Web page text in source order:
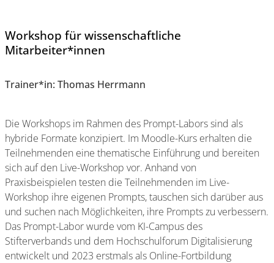
Workshop für wissenschaftliche
Mitarbeiter*innen
Trainer*in: Thomas Herrmann
Die Workshops im Rahmen des Prompt-Labors sind als
hybride Formate konzipiert. Im Moodle-Kurs erhalten die
Teilnehmenden eine thematische Einführung und bereiten
sich auf den Live-Workshop vor. Anhand von
Praxisbeispielen testen die Teilnehmenden im Live-
Workshop ihre eigenen Prompts, tauschen sich darüber aus
und suchen nach Möglichkeiten, ihre Prompts zu verbessern.
Das Prompt-Labor wurde vom KI-Campus des
Stifterverbands und dem Hochschulforum Digitalisierung
entwickelt und 2023 erstmals als Online-Fortbildung